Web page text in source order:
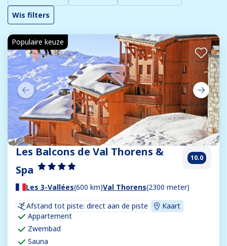
Wis filters
Populaire keuze
10.0
Les Balcons de Val Thorens &
Spa
Les 3-Vallées(600 km)Val Thorens(2300 meter)
Afstand tot piste: direct aan de piste
Kaart
Appartement
Zwembad
Sauna